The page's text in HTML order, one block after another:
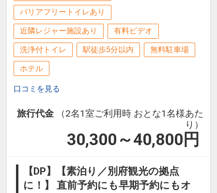
バリアフリートイレあり
近隣レジャー施設あり 有料ビデオ
洗浄付トイレ 駅徒歩5分以内 無料駐車場
ホテル
口コミを見る
旅行代金
（2名1室ご利用時 おとな1名様あた
り）
30,300～40,800 円
【DP】【素泊り／別府観光の拠点
に！】 直前予約にも早期予約にもオ